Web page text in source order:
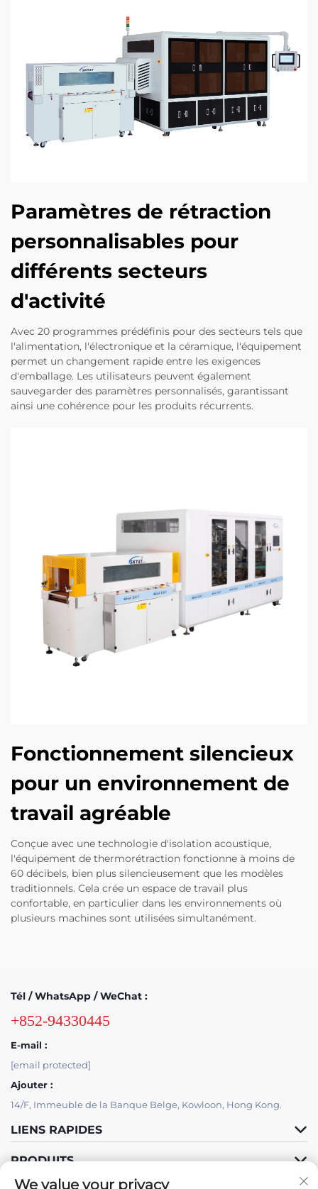
Paramètres de rétraction
personnalisables pour
différents secteurs
d'activité
Avec 20 programmes prédéfinis pour des secteurs tels que
l'alimentation, l'électronique et la céramique, l'équipement
permet un changement rapide entre les exigences
d'emballage. Les utilisateurs peuvent également
sauvegarder des paramètres personnalisés, garantissant
ainsi une cohérence pour les produits récurrents.
Fonctionnement silencieux
pour un environnement de
travail agréable
Conçue avec une technologie d'isolation acoustique,
l'équipement de thermorétraction fonctionne à moins de
60 décibels, bien plus silencieusement que les modèles
traditionnels. Cela crée un espace de travail plus
confortable, en particulier dans les environnements où
plusieurs machines sont utilisées simultanément.
Tél / WhatsApp / WeChat :
+852-94330445
E-mail :
[email protected]
Ajouter :
14/F, Immeuble de la Banque Belge, Kowloon, Hong Kong.
LIENS RAPIDES
PRODUITS
We value your privacy